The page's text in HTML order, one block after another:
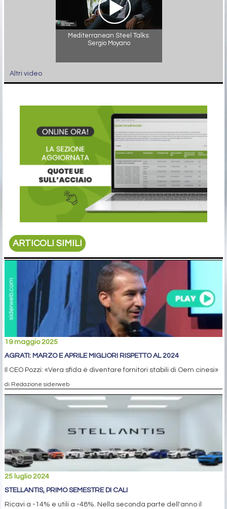
Mediterranean Steel Talks:
Sergio Moyano
Altri video
ARTICOLI SIMILI
19 maggio 2025
AGRATI: MARZO E APRILE MIGLIORI RISPETTO AL 2024
Il CEO Pozzi: «Vera sfida è diventare fornitori stabili di Oem cinesi»
di Redazione siderweb
25 luglio 2024
STELLANTIS, PRIMO SEMESTRE DI CALI
Ricavi a -14% e utili a -48%. Nella seconda parte dell'anno il